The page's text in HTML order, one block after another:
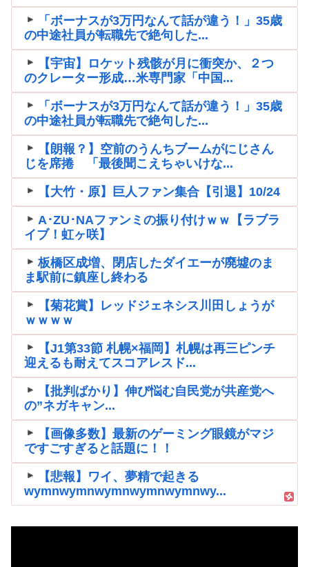
「ボーナスが3万円なんて話が違う！」35歳
の中途社員が転職先で絶句した...
【宇宙】ロケット残骸が月に衝突か、２つ
のクレーター形成…米専門家「中国...
「ボーナスが3万円なんて話が違う！」35歳
の中途社員が転職先で絶句した...
【朗報？】空前のうんちブームがにじさん
じを席捲 「最後聞こえちゃいけな...
【大竹・原】巨人ファン集合【引退】10/24
A･ZU･NAファンミの振り付けｗｗ【ラブラ
イブ！虹ヶ咲】
板橋区成増、閉店したダイエーが廃墟のま
ま駅前に鎮座し終わる
【菊花賞】レッドジェネシス川田しょうが
ｗｗｗｗ
【J1第33節 札幌×福岡】札幌は再三ピンチ
迎えるも耐えてスコアレスド...
【批判ばかり】伸び悩む自民党が共産党へ
の”ネガキャン...
【画像多数】最新のゲーミング眼鏡がマジ
ですごすぎると話題に！！
【悲報】ワイ、夢精で起きる
wymnwymnwymnwymnwymnwy...